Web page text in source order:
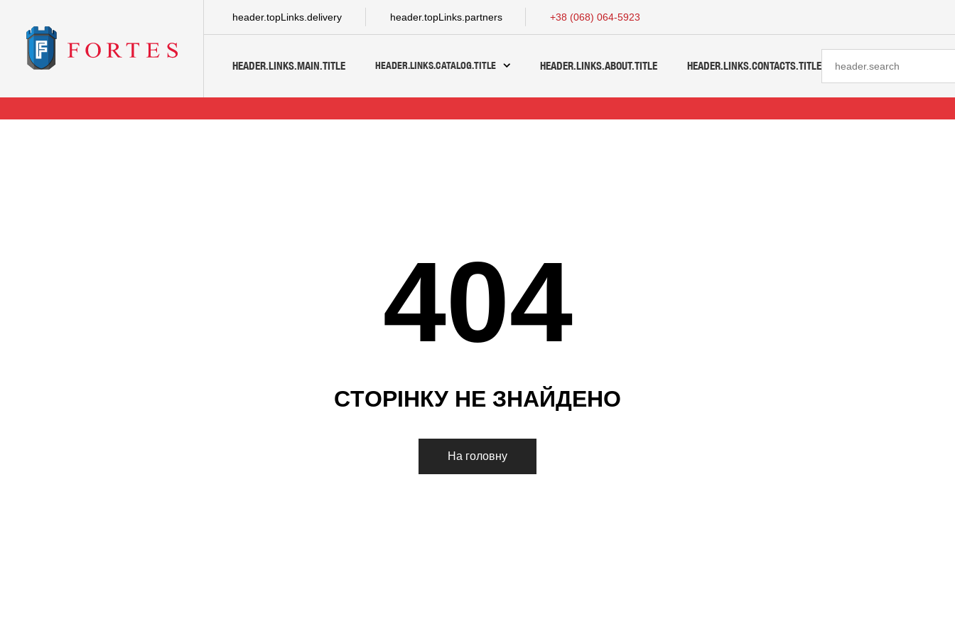
header.topLinks.delivery header.topLinks.partners +38 (068) 064-5923
HEADER.LINKS.MAIN.TITLE HEADER.LINKS.CATALOG.TITLE HEADER.LINKS.ABOUT.TITLE HEADER.LINKS.CONTACTS.TITLE
404
СТОРІНКУ НЕ ЗНАЙДЕНО
На головну